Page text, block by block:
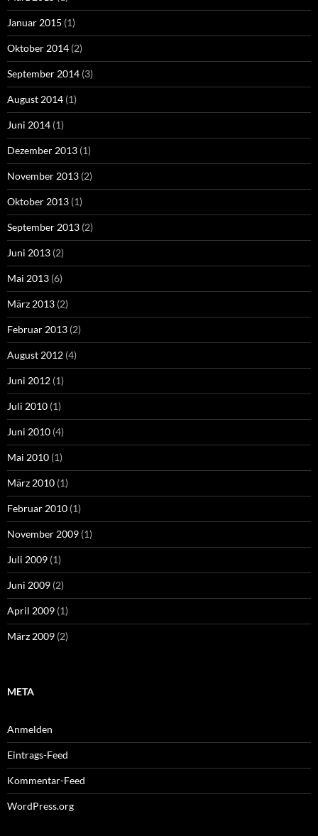
Januar 2015 (1)
Oktober 2014 (2)
September 2014 (3)
August 2014 (1)
Juni 2014 (1)
Dezember 2013 (1)
November 2013 (2)
Oktober 2013 (1)
September 2013 (2)
Juni 2013 (2)
Mai 2013 (6)
März 2013 (2)
Februar 2013 (2)
August 2012 (4)
Juni 2012 (1)
Juli 2010 (1)
Juni 2010 (4)
Mai 2010 (1)
März 2010 (1)
Februar 2010 (1)
November 2009 (1)
Juli 2009 (1)
Juni 2009 (2)
April 2009 (1)
März 2009 (2)
META
Anmelden
Eintrags-Feed
Kommentar-Feed
WordPress.org